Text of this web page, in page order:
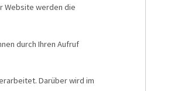
Website werden die
durch Ihren Aufruf
Darüber wird im